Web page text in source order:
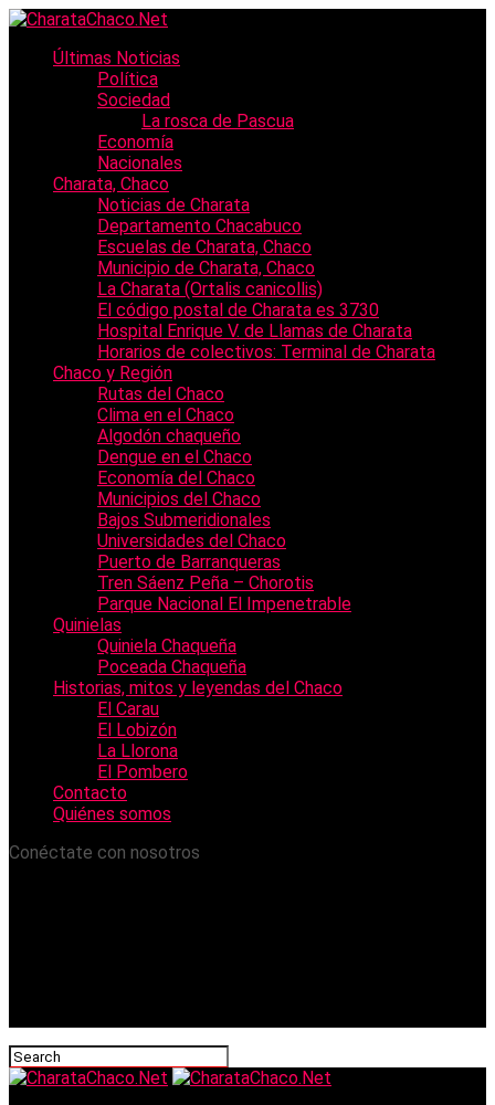
Últimas Noticias
Política
Sociedad
La rosca de Pascua
Economía
Nacionales
Charata, Chaco
Noticias de Charata
Departamento Chacabuco
Escuelas de Charata, Chaco
Municipio de Charata, Chaco
La Charata (Ortalis canicollis)
El código postal de Charata es 3730
Hospital Enrique V. de Llamas de Charata
Horarios de colectivos: Terminal de Charata
Chaco y Región
Rutas del Chaco
Clima en el Chaco
Algodón chaqueño
Dengue en el Chaco
Economía del Chaco
Municipios del Chaco
Bajos Submeridionales
Universidades del Chaco
Puerto de Barranqueras
Tren Sáenz Peña – Chorotis
Parque Nacional El Impenetrable
Quinielas
Quiniela Chaqueña
Poceada Chaqueña
Historias, mitos y leyendas del Chaco
El Carau
El Lobizón
La Llorona
El Pombero
Contacto
Quiénes somos
Conéctate con nosotros